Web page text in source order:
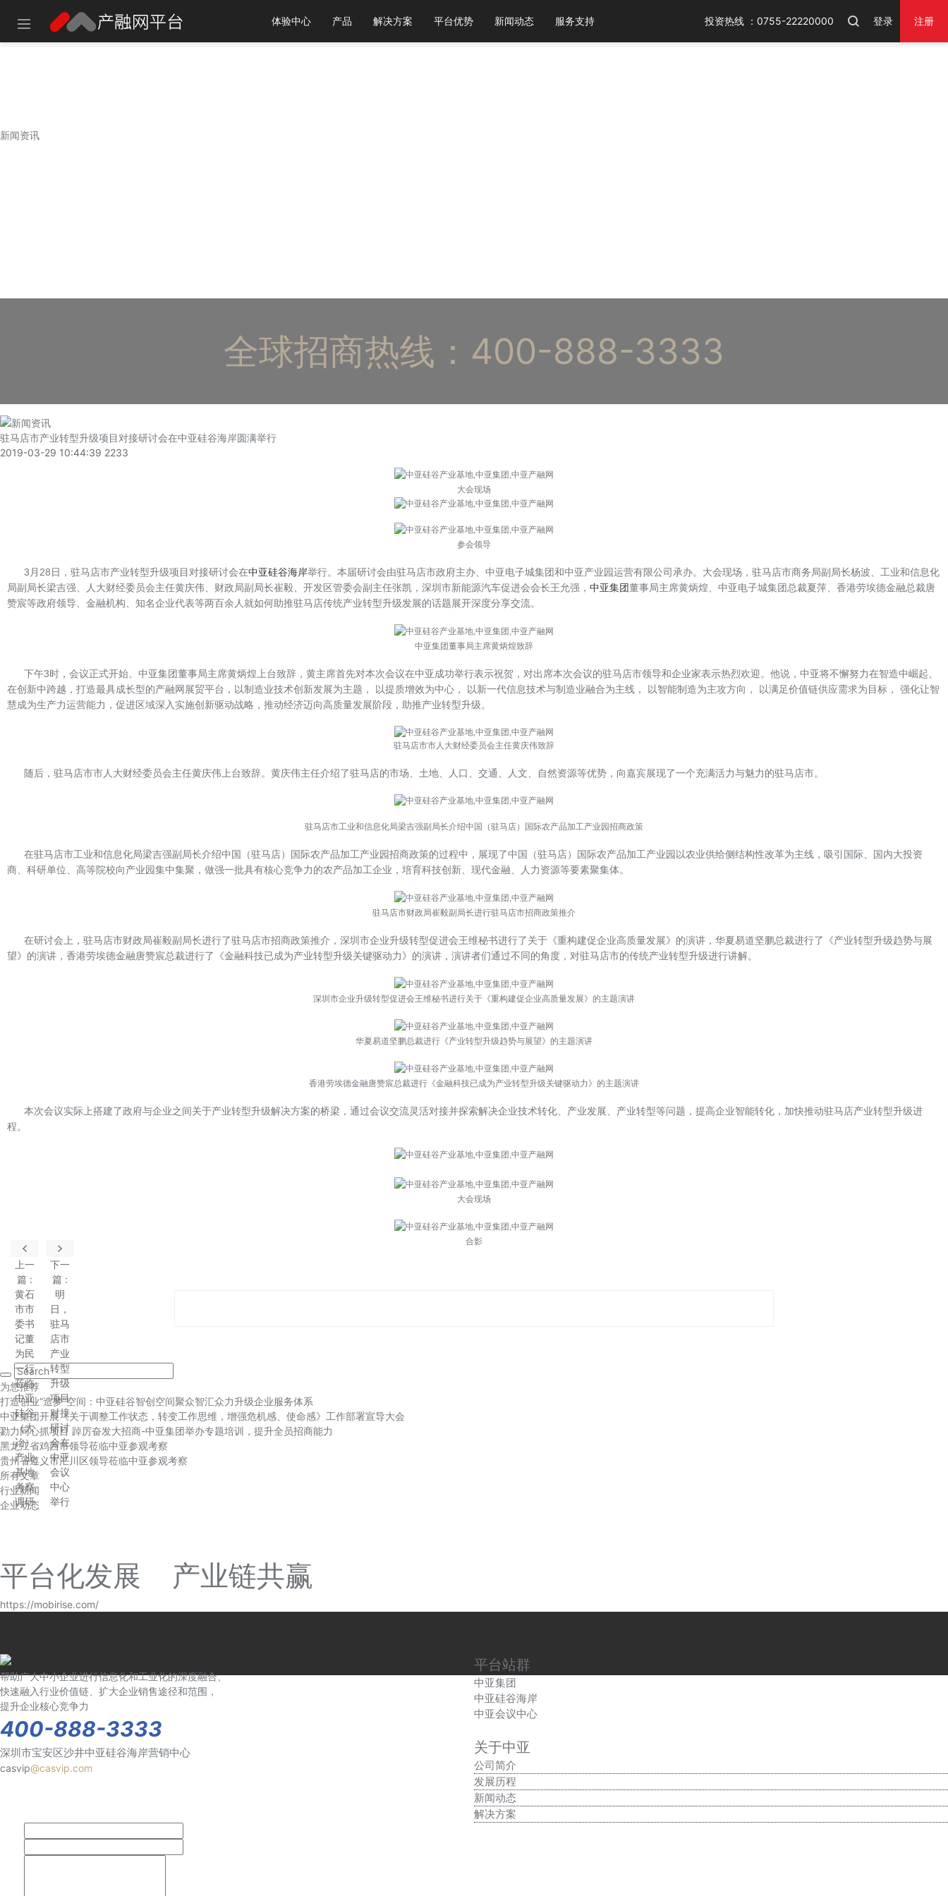
建议使用以下浏览器，以获得最佳体验。 Chrome 31+ 谷歌浏览器 Firefox 30+ 火狐浏览器
体验中心 产品 解决方案 平台优势 新闻动态 服务支持 投资热线 ：0755-22220000 登录 注册
新闻资讯
全球招商热线：400-888-3333
驻马店市产业转型升级项目对接研讨会在中亚硅谷海岸圆满举行
2019-03-29 10:44:39 2233
大会现场
参会领导
3月28日，驻马店市产业转型升级项目对接研讨会在中亚硅谷海岸举行。本届研讨会由驻马店市政府主办、中亚电子城集团和中亚产业园运营有限公司承办。大会现场，驻马店市商务局副局长杨波、工业和信息化
局副局长梁吉强、人大财经委员会主任黄庆伟、财政局副局长崔毅、开发区管委会副主任张凯，深圳市新能源汽车促进会会长王允强， 中亚集团董事局主席黄炳煌、中亚电子城集团总裁夏萍、香港劳埃德金融总裁唐
赞宸等政府领导、金融机构、知名企业代表等两百余人就如何助推驻马店传统产业转型升级发展的话题展开深度分享交流。
中亚集团董事局主席黄炳煌致辞
下午3时，会议正式开始。中亚集团董事局主席黄炳煌上台致辞，黄主席首先对本次会议在中亚成功举行表示祝贺，对出席本次会议的驻马店市领导和企业家表示热烈欢迎。他说，中亚将不懈努力在智造中崛起、
在创新中跨越，打造最具成长型的产融网展贸平台，以制造业技术创新发展为主题， 以提质增效为中心， 以新一代信息技术与制造业融合为主线， 以智能制造为主攻方向， 以满足价值链供应需求为目标， 强化让智
慧成为生产力运营能力，促进区域深入实施创新驱动战略，推动经济迈向高质量发展阶段，助推产业转型升级。
驻马店市市人大财经委员会主任黄庆伟致辞
随后，驻马店市市人大财经委员会主任黄庆伟上台致辞。黄庆伟主任介绍了驻马店的市场、土地、人口、交通、人文、自然资源等优势，向嘉宾展现了一个充满活力与魅力的驻马店市。
驻马店市工业和信息化局梁吉强副局长介绍中国（驻马店）国际农产品加工产业园招商政策
在驻马店市工业和信息化局梁吉强副局长介绍中国（驻马店）国际农产品加工产业园招商政策的过程中，展现了中国（驻马店）国际农产品加工产业园以农业供给侧结构性改革为主线，吸引国际、国内大投资
商、科研单位、高等院校向产业园集中集聚，做强一批具有核心竞争力的农产品加工企业，培育科技创新、现代金融、人力资源等要素聚集体。
驻马店市财政局崔毅副局长进行驻马店市招商政策推介
在研讨会上，驻马店市财政局崔毅副局长进行了驻马店市招商政策推介，深圳市企业升级转型促进会王维秘书进行了关于《重构建促企业高质量发展》的演讲，华夏易道坚鹏总裁进行了《产业转型升级趋势与展
望》的演讲，香港劳埃德金融唐赞宸总裁进行了《金融科技已成为产业转型升级关键驱动力》的演讲，演讲者们通过不同的角度，对驻马店市的传统产业转型升级进行讲解。
深圳市企业升级转型促进会王维秘书进行关于《重构建促企业高质量发展》的主题演讲
华夏易道坚鹏总裁进行《产业转型升级趋势与展望》的主题演讲
香港劳埃德金融唐赞宸总裁进行《金融科技已成为产业转型升级关键驱动力》的主题演讲
本次会议实际上搭建了政府与企业之间关于产业转型升级解决方案的桥梁，通过会议交流灵活对接并探索解决企业技术转化、产业发展、产业转型等问题，提高企业智能转化，加快推动驻马店产业转型升级进
程。
大会现场
合影
上一
篇 :
黄石
市市
委书
记董
为民
一行
莅临
中亚
硅谷
（大
冶）
产业
基地
考察
调研
下一
篇 :
明
日，
驻马
店市
产业
转型
升级
项目
对接
研讨
会在
中亚
会议
中心
举行
为您推荐
打造创业“造梦”空间：中亚硅谷智创空间聚众智汇众力升级企业服务体系
中亚集团开展《关于调整工作状态，转变工作思维，增强危机感、使命感》工作部署宣导大会
勠力同心抓项目 踔厉奋发大招商-中亚集团举办专题培训，提升全员招商能力
黑龙江省鸡西市领导莅临中亚参观考察
贵州省遵义市汇川区领导莅临中亚参观考察
所有文章
行业新闻
企业动态
平台化发展 产业链共赢
https://mobirise.com/
帮助广大中小企业进行信息化和工业化的深度融合、
快速融入行业价值链、扩大企业销售途径和范围，
提升企业核心竞争力
400-888-3333
深圳市宝安区沙井中亚硅谷海岸营销中心
casvip@casvip.com
平台站群
中亚集团
中亚硅谷海岸
中亚会议中心
关于中亚
公司简介
发展历程
新闻动态
解决方案